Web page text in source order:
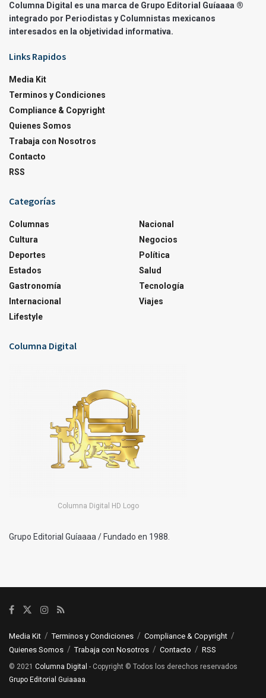
Columna Digital es una marca de Grupo Editorial Guíaaaa ®
integrado por Periodistas y Columnistas mexicanos
interesados en la objetividad informativa.
Links Rapidos
Media Kit
Terminos y Condiciones
Compliance & Copyright
Quienes Somos
Trabaja con Nosotros
Contacto
RSS
Categorías
Columnas
Cultura
Deportes
Estados
Gastronomía
Internacional
Lifestyle
Nacional
Negocios
Política
Salud
Tecnología
Viajes
Columna Digital
Columna Digital HD Logo
Grupo Editorial Guíaaaa / Fundado en 1988.
Media Kit Terminos y Condiciones
Compliance & Copyright
Quienes Somos
Trabaja con Nosotros Contacto RSS
© 2021 Columna Digital - Copyright © Todos los derechos reservados
Grupo Editorial Guiaaaa.